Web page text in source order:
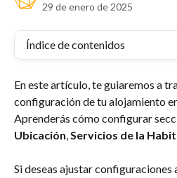
29 de enero de 2025
Índice de contenidos
En este artículo, te guiaremos a
configuración de tu alojamiento
Aprenderás cómo configurar
Ubicación, Servicios de la
Si deseas ajustar configuraciones